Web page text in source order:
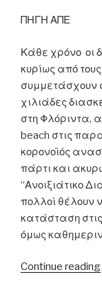
ΠΗΓΗ ΑΠΕ
Κάθε χρόνο οι
κυρίως από
συμμετάσχουν
χιλιάδες
στη Φλόριντα,
beach στις
κορονοϊός
πάρτι και
“Ανοιξιάτικο
πολλοί θέλουν
κατάσταση
όμως
Continue reading